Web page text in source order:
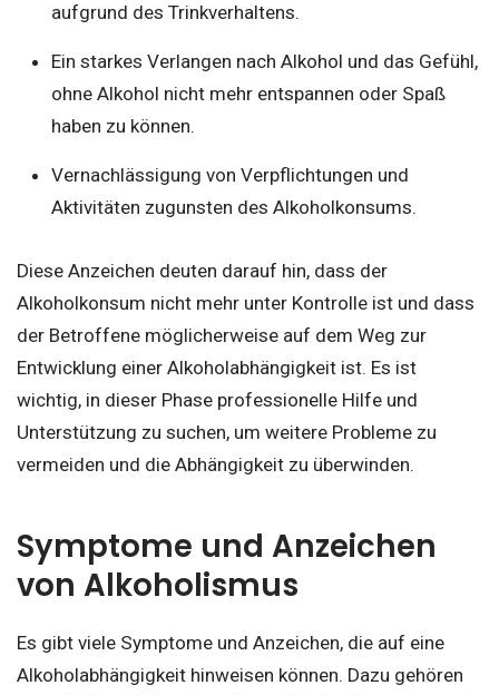
aufgrund des Trinkverhaltens.
Ein starkes Verlangen nach Alkohol und das Gefühl,
ohne Alkohol nicht mehr entspannen oder Spaß
haben zu können.
Vernachlässigung von Verpflichtungen und
Aktivitäten zugunsten des Alkoholkonsums.
Diese Anzeichen deuten darauf hin, dass der
Alkoholkonsum nicht mehr unter Kontrolle ist und dass
der Betroffene möglicherweise auf dem Weg zur
Entwicklung einer Alkoholabhängigkeit ist. Es ist
wichtig, in dieser Phase professionelle Hilfe und
Unterstützung zu suchen, um weitere Probleme zu
vermeiden und die Abhängigkeit zu überwinden.
Symptome und Anzeichen
von Alkoholismus
Es gibt viele Symptome und Anzeichen, die auf eine
Alkoholabhängigkeit hinweisen können. Dazu gehören